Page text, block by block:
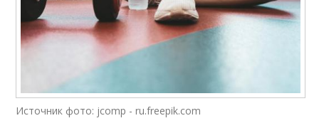
Источник фото: jcomp - ru.freepik.com